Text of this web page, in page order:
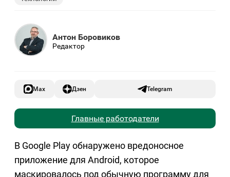
Антон Боровиков
Редактор
Max Дзен Telegram
Главные работодатели
В Google Play обнаружено вредоносное
приложение для Android, которое
маскировалось под обычную программу для